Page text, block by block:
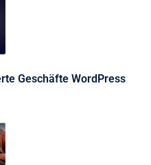
Geschäfte WordPress